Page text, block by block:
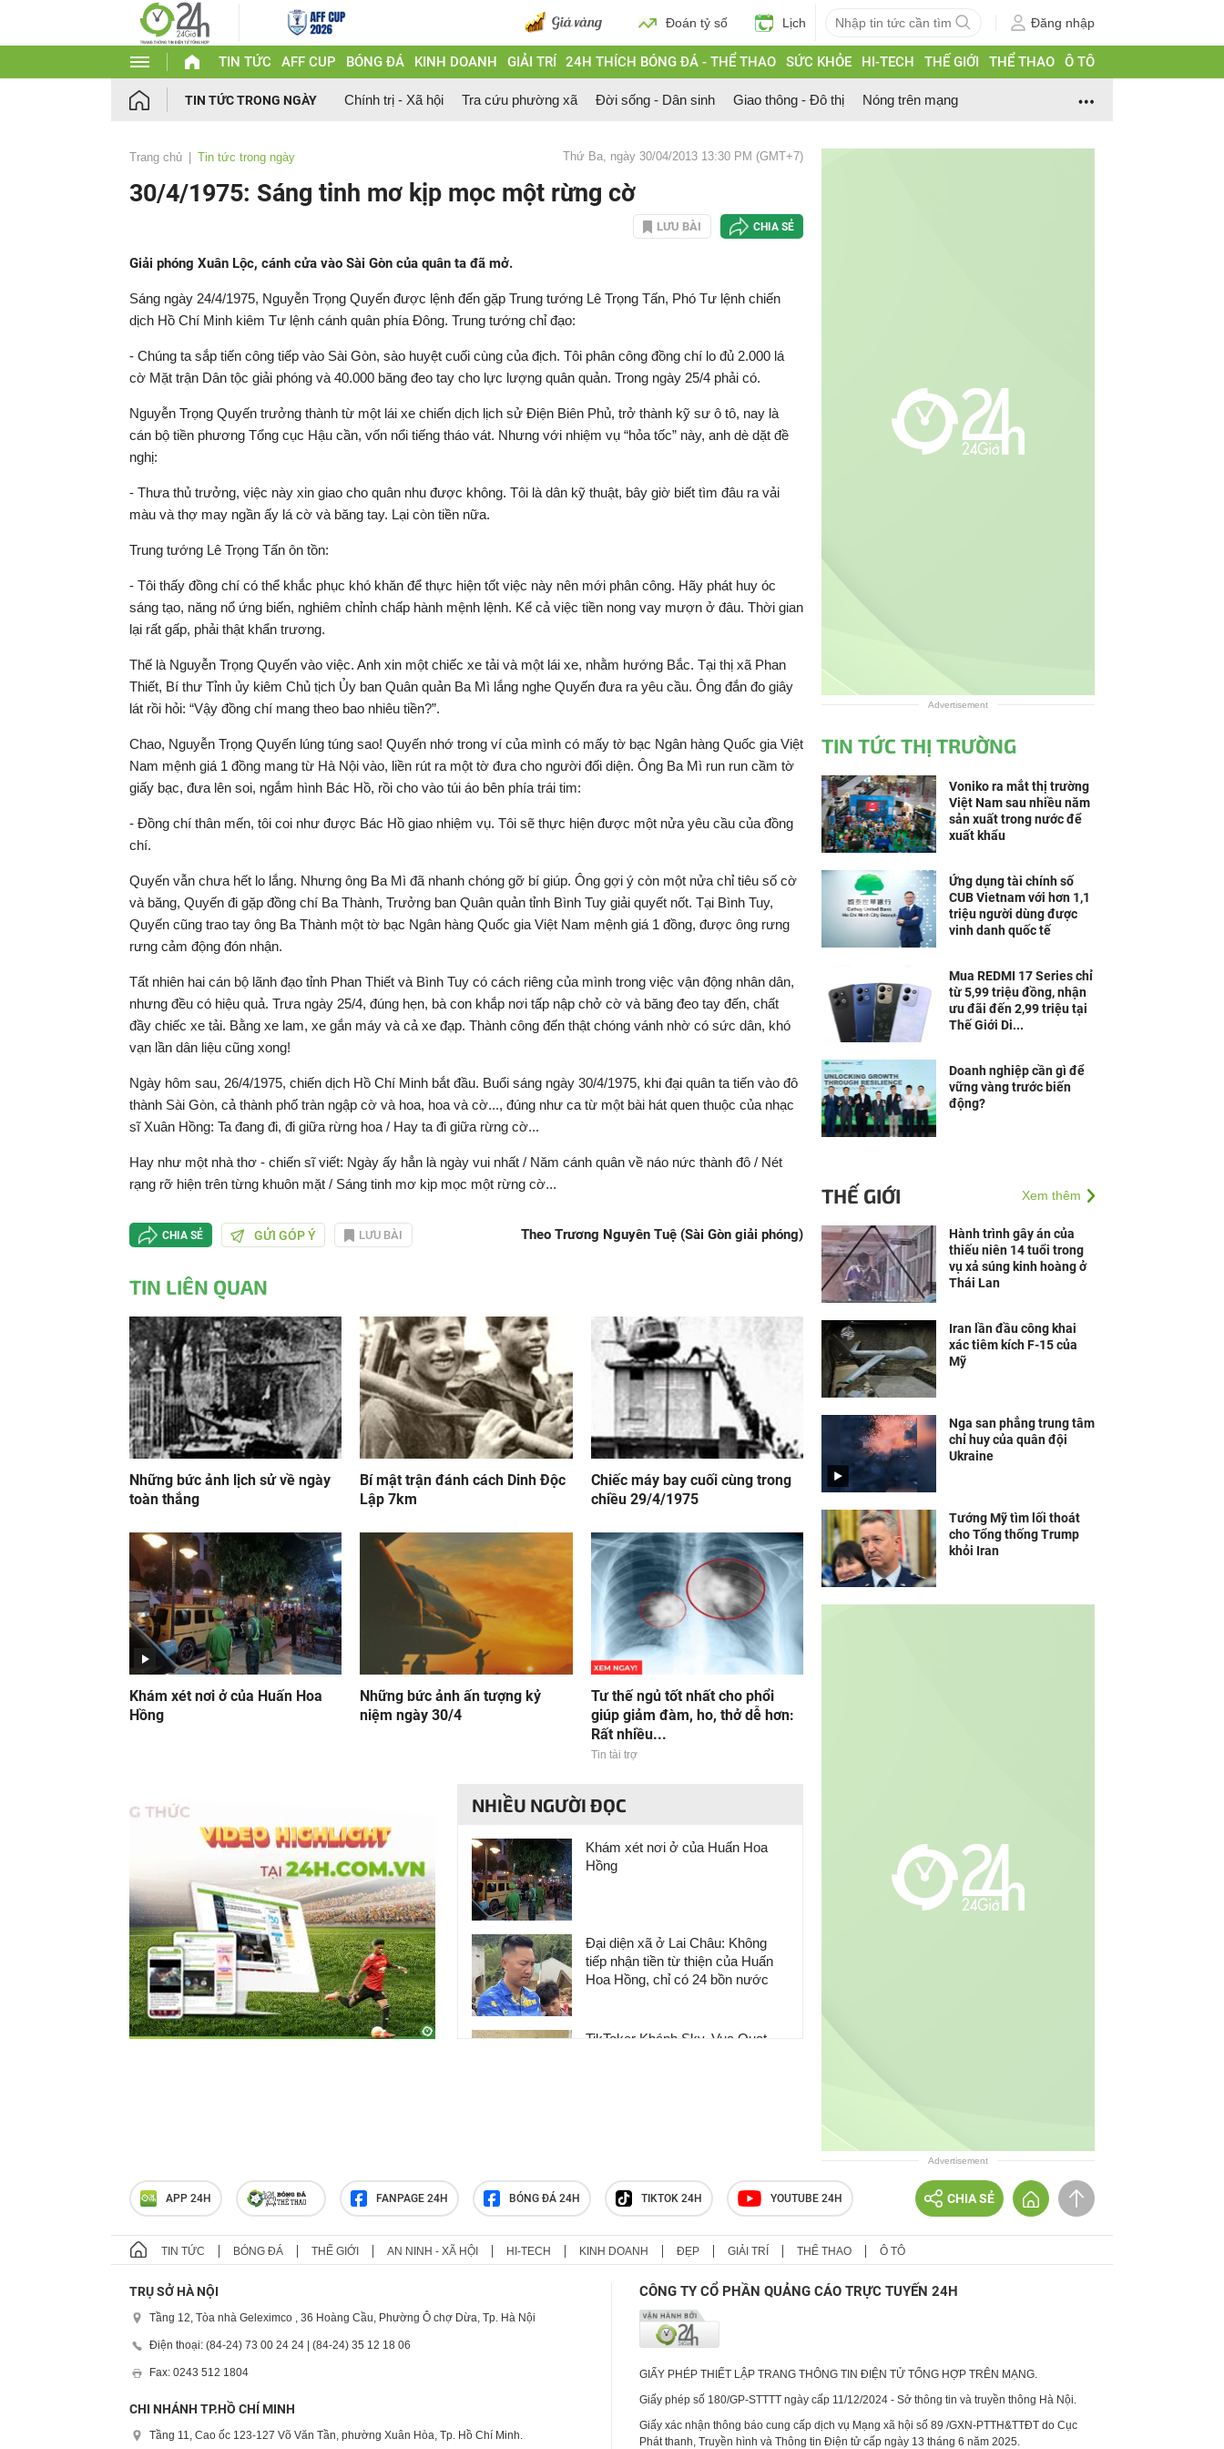
Đoán tỷ số Lịch Đăng nhập
TIN TỨC AFF CUP BÓNG ĐÁ KINH DOANH GIẢI TRÍ 24H THÍCH BÓNG ĐÁ - THỂ THAO SỨC KHỎE HI-TECH THẾ GIỚI THỂ THAO Ô TÔ
TIN TỨC TRONG NGÀY Chính trị - Xã hội Tra cứu phường xã Đời sống - Dân sinh Giao thông - Đô thị Nóng trên mạng
Trang chủ Tin tức trong ngày Thứ Ba, ngày 30/04/2013 13:30 PM (GMT+7)
30/4/1975: Sáng tinh mơ kịp mọc một rừng cờ
LƯU BÀI CHIA SẺ
Giải phóng Xuân Lộc, cánh cửa vào Sài Gòn của quân ta đã mở.
Sáng ngày 24/4/1975, Nguyễn Trọng Quyến được lệnh đến gặp Trung tướng Lê Trọng Tấn, Phó Tư lệnh chiến
dịch Hồ Chí Minh kiêm Tư lệnh cánh quân phía Đông. Trung tướng chỉ đạo:
- Chúng ta sắp tiến công tiếp vào Sài Gòn, sào huyệt cuối cùng của địch. Tôi phân công đồng chí lo đủ 2.000 lá
cờ Mặt trận Dân tộc giải phóng và 40.000 băng đeo tay cho lực lượng quân quản. Trong ngày 25/4 phải có.
Nguyễn Trọng Quyến trưởng thành từ một lái xe chiến dịch lịch sử Điện Biên Phủ, trở thành kỹ sư ô tô, nay là
cán bộ tiền phương Tổng cục Hậu cần, vốn nổi tiếng tháo vát. Nhưng với nhiệm vụ “hỏa tốc” này, anh dè dặt đề
nghị:
- Thưa thủ trưởng, việc này xin giao cho quân nhu được không. Tôi là dân kỹ thuật, bây giờ biết tìm đâu ra vải
màu và thợ may ngần ấy lá cờ và băng tay. Lại còn tiền nữa.
Trung tướng Lê Trọng Tấn ôn tồn:
- Tôi thấy đồng chí có thể khắc phục khó khăn để thực hiện tốt việc này nên mới phân công. Hãy phát huy óc
sáng tạo, năng nổ ứng biến, nghiêm chỉnh chấp hành mệnh lệnh. Kể cả việc tiền nong vay mượn ở đâu. Thời gian
lại rất gấp, phải thật khẩn trương.
Thế là Nguyễn Trọng Quyến vào việc. Anh xin một chiếc xe tải và một lái xe, nhằm hướng Bắc. Tại thị xã Phan
Thiết, Bí thư Tỉnh ủy kiêm Chủ tịch Ủy ban Quân quản Ba Mì lắng nghe Quyến đưa ra yêu cầu. Ông đắn đo giây
lát rồi hỏi: “Vậy đồng chí mang theo bao nhiêu tiền?”.
Chao, Nguyễn Trọng Quyến lúng túng sao! Quyến nhớ trong ví của mình có mấy tờ bạc Ngân hàng Quốc gia Việt
Nam mệnh giá 1 đồng mang từ Hà Nội vào, liền rút ra một tờ đưa cho người đối diện. Ông Ba Mì run run cầm tờ
giấy bạc, đưa lên soi, ngắm hình Bác Hồ, rồi cho vào túi áo bên phía trái tim:
- Đồng chí thân mến, tôi coi như được Bác Hồ giao nhiệm vụ. Tôi sẽ thực hiện được một nửa yêu cầu của đồng
chí.
Quyến vẫn chưa hết lo lắng. Nhưng ông Ba Mì đã nhanh chóng gỡ bí giúp. Ông gợi ý còn một nửa chỉ tiêu số cờ
và băng, Quyến đi gặp đồng chí Ba Thành, Trưởng ban Quân quản tỉnh Bình Tuy giải quyết nốt. Tại Bình Tuy,
Quyến cũng trao tay ông Ba Thành một tờ bạc Ngân hàng Quốc gia Việt Nam mệnh giá 1 đồng, được ông rưng
rưng cảm động đón nhận.
Tất nhiên hai cán bộ lãnh đạo tỉnh Phan Thiết và Bình Tuy có cách riêng của mình trong việc vận động nhân dân,
nhưng đều có hiệu quả. Trưa ngày 25/4, đúng hẹn, bà con khắp nơi tấp nập chở cờ và băng đeo tay đến, chất
đầy chiếc xe tải. Bằng xe lam, xe gắn máy và cả xe đạp. Thành công đến thật chóng vánh nhờ có sức dân, khó
vạn lần dân liệu cũng xong!
Ngày hôm sau, 26/4/1975, chiến dịch Hồ Chí Minh bắt đầu. Buổi sáng ngày 30/4/1975, khi đại quân ta tiến vào đô
thành Sài Gòn, cả thành phố tràn ngập cờ và hoa, hoa và cờ..., đúng như ca từ một bài hát quen thuộc của nhạc
sĩ Xuân Hồng: Ta đang đi, đi giữa rừng hoa / Hay ta đi giữa rừng cờ...
Hay như một nhà thơ - chiến sĩ viết: Ngày ấy hẳn là ngày vui nhất / Năm cánh quân về náo nức thành đô / Nét
rạng rỡ hiện trên từng khuôn mặt / Sáng tinh mơ kịp mọc một rừng cờ...
CHIA SẺ GỬI GÓP Ý LƯU BÀI Theo Trương Nguyên Tuệ (Sài Gòn giải phóng)
TIN LIÊN QUAN
Những bức ảnh lịch sử về ngày
toàn thắng
Bí mật trận đánh cách Dinh Độc
Lập 7km
Chiếc máy bay cuối cùng trong
chiều 29/4/1975
Khám xét nơi ở của Huấn Hoa
Hồng
Những bức ảnh ấn tượng kỷ
niệm ngày 30/4
Tư thế ngủ tốt nhất cho phổi
giúp giảm đàm, ho, thở dễ hơn:
Rất nhiều...
Tin tài trợ
NHIỀU NGƯỜI ĐỌC
Khám xét nơi ở của Huấn Hoa
Hồng
Đại diện xã ở Lai Châu: Không
tiếp nhận tiền từ thiện của Huấn
Hoa Hồng, chỉ có 24 bồn nước
TikToker Khánh Sky, Vua Quạt,
Advertisement
TIN TỨC THỊ TRƯỜNG
Voniko ra mắt thị trường
Việt Nam sau nhiều năm
sản xuất trong nước để
xuất khẩu
Ứng dụng tài chính số
CUB Vietnam với hơn 1,1
triệu người dùng được
vinh danh quốc tế
Mua REDMI 17 Series chỉ
từ 5,99 triệu đồng, nhận
ưu đãi đến 2,99 triệu tại
Thế Giới Di...
Doanh nghiệp cần gì để
vững vàng trước biến
động?
THẾ GIỚI Xem thêm
Hành trình gây án của
thiếu niên 14 tuổi trong
vụ xả súng kinh hoàng ở
Thái Lan
Iran lần đầu công khai
xác tiêm kích F-15 của
Mỹ
Nga san phẳng trung tâm
chỉ huy của quân đội
Ukraine
Tướng Mỹ tìm lối thoát
cho Tổng thống Trump
khỏi Iran
Advertisement
APP 24H FANPAGE 24H BÓNG ĐÁ 24H TIKTOK 24H YOUTUBE 24H CHIA SẺ
TIN TỨC BÓNG ĐÁ THẾ GIỚI AN NINH - XÃ HỘI HI-TECH KINH DOANH ĐẸP GIẢI TRÍ THỂ THAO Ô TÔ
TRỤ SỞ HÀ NỘI
Tầng 12, Tòa nhà Geleximco , 36 Hoàng Cầu, Phường Ô chợ Dừa, Tp. Hà Nội
Điện thoại: (84-24) 73 00 24 24 | (84-24) 35 12 18 06
Fax: 0243 512 1804
CHI NHÁNH TP.HỒ CHÍ MINH
Tầng 11, Cao ốc 123-127 Võ Văn Tần, phường Xuân Hòa, Tp. Hồ Chí Minh.
CÔNG TY CỔ PHẦN QUẢNG CÁO TRỰC TUYẾN 24H
GIẤY PHÉP THIẾT LẬP TRANG THÔNG TIN ĐIỆN TỬ TỔNG HỢP TRÊN MẠNG.
Giấy phép số 180/GP-STTTT ngày cấp 11/12/2024 - Sở thông tin và truyền thông Hà Nội.
Giấy xác nhận thông báo cung cấp dịch vụ Mạng xã hội số 89 /GXN-PTTH&TTĐT do Cục
Phát thanh, Truyền hình và Thông tin Điện tử cấp ngày 13 tháng 6 năm 2025.